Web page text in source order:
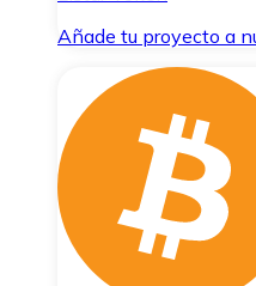
Añade tu proyecto a